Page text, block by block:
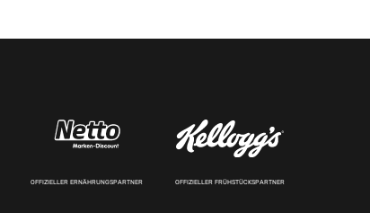
OFFIZIELLER ERNÄHRUNGSPARTNER OFFIZIELLER FRÜHSTÜCKSPARTNER